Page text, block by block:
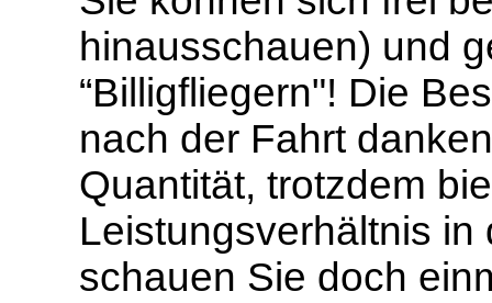
hinausschauen) und
“Billigfliegern"! Die
nach der Fahrt
Quantität, trotzdem
Leistungsverhältnis
schauen Sie doch